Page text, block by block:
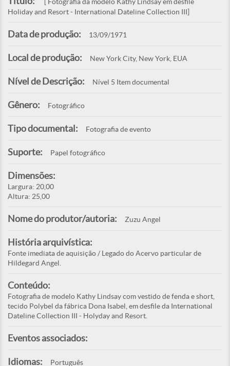
[ Fotografia da modelo Kathy Lindsay em desfile
Holiday and Resort - International Dateline Collection III]
Data de produção: 13/09/1971
Local de produção: New York City, New York, EUA
Nível de Descrição: Nível 5 Item documental
Gênero: Fotográfico
Tipo documental: Fotografia de evento
Suporte: Papel fotográfico
Dimensões:
Largura: 20,00
Altura: 25,00
Nome do produtor/autoria: Zuzu Angel
História arquivística:
Fonte imediata de aquisição / Legado do Acervo particular de
Hildegard Angel.
Conteúdo:
Fotografia de modelo Kathy Lindsay com vestido de fenda e short,
tecido Polybel da fábrica Dona Isabel, em desfile da International
Dateline Collection III - Holyday and Resort.
Eventos associados:
Idiomas: Português